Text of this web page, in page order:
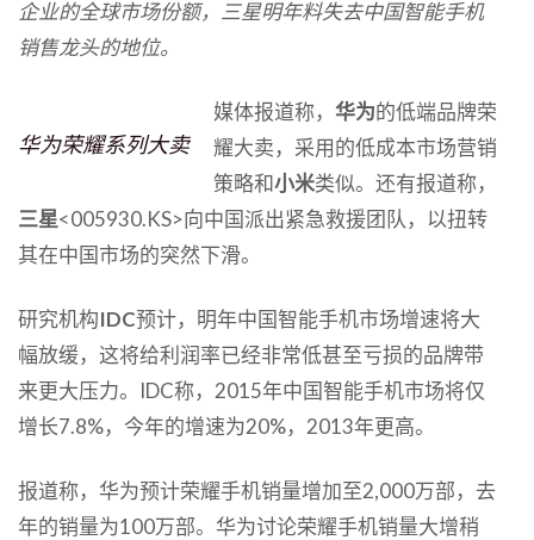
企业的全球市场份额，三星明年料失去中国智能手机
销售龙头的地位。
华为荣耀系列大卖
媒体报道称， 华为的低端品牌荣
耀大卖，采用的低成本市场营销
策略和小米类似。还有报道称，
三星<005930.KS>向中国派出紧急救援团队，以扭转
其在中国市场的突然下滑。
研究机构IDC预计，明年中国智能手机市场增速将大
幅放缓，这将给利润率已经非常低甚至亏损的品牌带
来更大压力。IDC称，2015年中国智能手机市场将仅
增长7.8%，今年的增速为20%，2013年更高。
报道称，华为预计荣耀手机销量增加至2,000万部，去
年的销量为100万部。华为讨论荣耀手机销量大增稍